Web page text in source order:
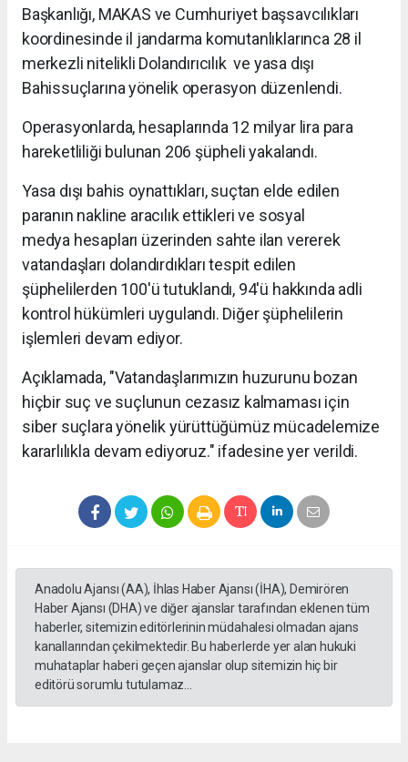
Başkanlığı, MAKAS ve Cumhuriyet başsavcılıkları
koordinesinde il jandarma komutanlıklarınca 28 il
merkezli nitelikli Dolandırıcılık ve yasa dışı
Bahissuçlarına yönelik operasyon düzenlendi.
Operasyonlarda, hesaplarında 12 milyar lira para
hareketliliği bulunan 206 şüpheli yakalandı.
Yasa dışı bahis oynattıkları, suçtan elde edilen
paranın nakline aracılık ettikleri ve sosyal
medya hesapları üzerinden sahte ilan vererek
vatandaşları dolandırdıkları tespit edilen
şüphelilerden 100'ü tutuklandı, 94'ü hakkında adli
kontrol hükümleri uygulandı. Diğer şüphelilerin
işlemleri devam ediyor.
Açıklamada, "Vatandaşlarımızın huzurunu bozan
hiçbir suç ve suçlunun cezasız kalmaması için
siber suçlara yönelik yürüttüğümüz mücadelemize
kararlılıkla devam ediyoruz." ifadesine yer verildi.
Anadolu Ajansı (AA), İhlas Haber Ajansı (İHA), Demirören
Haber Ajansı (DHA) ve diğer ajanslar tarafından eklenen tüm
haberler, sitemizin editörlerinin müdahalesi olmadan ajans
kanallarından çekilmektedir. Bu haberlerde yer alan hukuki
muhataplar haberi geçen ajanslar olup sitemizin hiç bir
editörü sorumlu tutulamaz...